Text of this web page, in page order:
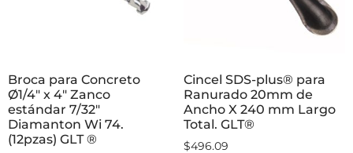
Broca para Concreto
Ø1/4″ x 4″ Zanco
estándar 7/32″
Diamanton Wi 74.
(12pzas) GLT ®
Cincel SDS-plus® para
Ranurado 20mm de
Ancho X 240 mm Largo
Total. GLT®
$496.09